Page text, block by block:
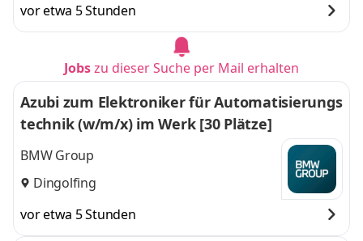
vor etwa 5 Stunden
Jobszu dieser Suche per Mail erhalten
Azubi zum Elektroniker für Automatisierungs
technik (w/m/x) im Werk [30 Plätze]
BMW Group
Dingolfing
vor etwa 5 Stunden